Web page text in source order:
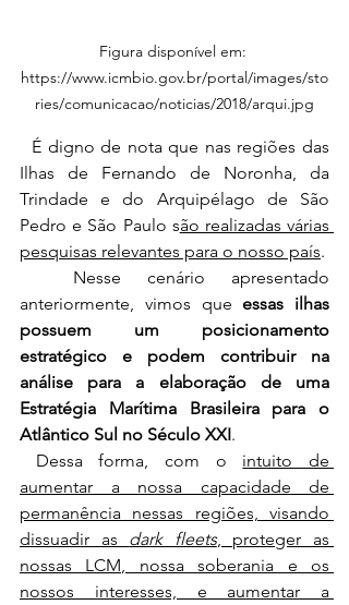
Figura disponível em:
https://www.icmbio.gov.br/portal/images/sto
ries/comunicacao/noticias/2018/arqui.jpg
Ilhas de Fernando de Noronha, da
Trindade e do Arquipélago de São
Pedro e São Paulo são realizadas várias
pesquisas relevantes para o nosso país.
anteriormente, vimos que essas ilhas
possuem um posicionamento
estratégico e podem contribuir na
análise para a elaboração de uma
Estratégia Marítima Brasileira para o
Atlântico Sul no Século XXI.
Dessa forma, com o intuito de
aumentar a nossa capacidade de
permanência nessas regiões, visando
dissuadir as dark fleets, proteger as
nossas LCM, nossa soberania e os
nossos interesses, e aumentar a